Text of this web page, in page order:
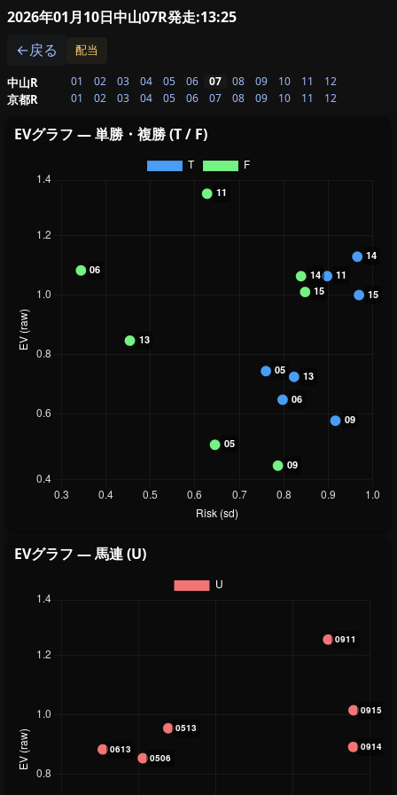
2026年01月10日中山07R発走:13:25
←戻る
配当
中山R 01 02 03 04 05 06 07 08 09 10 11 12
京都R 01 02 03 04 05 06 07 08 09 10 11 12
EVグラフ — 単勝・複勝 (T / F)
EVグラフ — 馬連 (U)